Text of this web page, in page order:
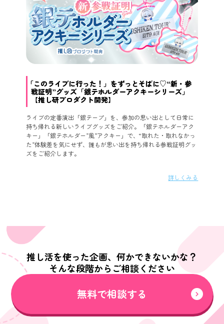
「このライブに行った！」をずっとそばに♡“新・参
戦証明”グッズ「銀テホルダーアクキーシリーズ」
【推し研プロダクト開発】
ライブの定番演出「銀テープ」を、参加の思い出として日常に
持ち帰れる新しいライブグッズをご紹介。「銀テホルダーアク
キー」「銀テホルダー”風”アクキー」で、“取れた・取れなかっ
た”体験差を気にせず、誰もが思い出を持ち帰れる参戦証明グッ
ズをご紹介します。
詳しくみる
推し活を使った企画、何かできないかな？
そんな段階からご相談ください
無料で相談する